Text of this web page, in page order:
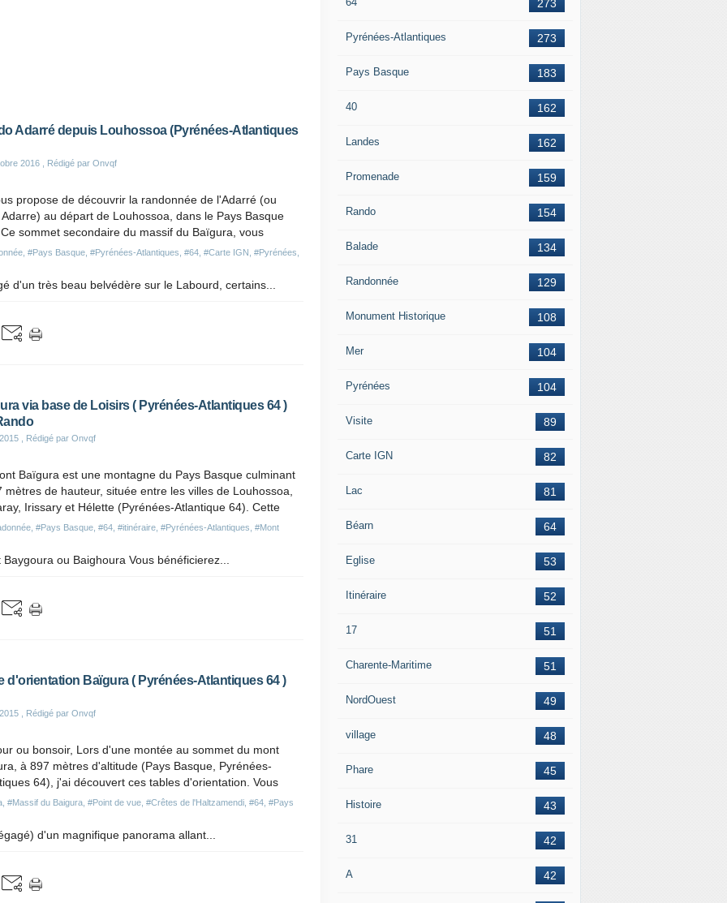
Adarré depuis Louhossoa (Pyrénées-Atlantiques
2016 , Rédigé par Onvqf
#Pays Basque #Pyrénées-Atlantiques #64 #Carte IGN #Pyrénées
propose de découvrir la randonnée de l'Adarré (ou
Adarre) au départ de Louhossoa, dans le Pays Basque
sommet secondaire du massif du Baïgura, vous
d'un très beau belvédère sur le Labourd, certains...
via base de Loisirs ( Pyrénées-Atlantiques 64 )
, Rédigé par Onvqf
#Pays Basque #64 #itinéraire #Pyrénées-Atlantiques #Mont
Baïgura est une montagne du Pays Basque culminant
mètres de hauteur, située entre les villes de Louhossoa,
Irissary et Hélette (Pyrénées-Atlantique 64). Cette
ou Baighoura Vous bénéficierez...
d'orientation Baïgura ( Pyrénées-Atlantiques 64 )
, Rédigé par Onvqf
#Massif du Baigura #Point de vue #Crêtes de l'Haltzamendi #64 #Pays
ou bonsoir, Lors d'une montée au sommet du mont
à 897 mètres d'altitude (Pays Basque, Pyrénées-
64), j'ai découvert ces tables d'orientation. Vous
d'un magnifique panorama allant...
273
273
Pyrénées-Atlantiques
183
Pays Basque
162
40
162
Landes
159
Promenade
154
Rando
134
Balade
129
Randonnée
108
Monument Historique
104
Mer
104
Pyrénées
89
Visite
82
Carte IGN
81
Lac
64
Béarn
53
Eglise
52
Itinéraire
51
17
51
Charente-Maritime
49
NordOuest
48
village
45
Phare
43
Histoire
42
31
42
A